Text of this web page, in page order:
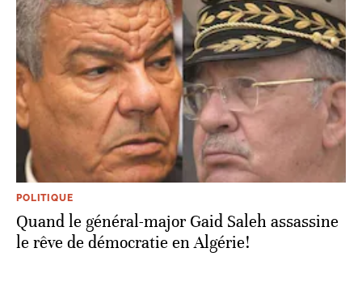
POLITIQUE
Quand le général-major Gaid Saleh assassine
le rêve de démocratie en Algérie!